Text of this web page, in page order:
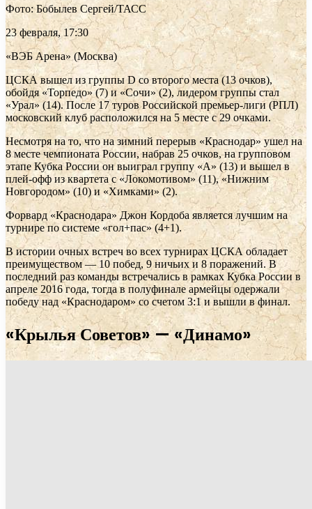
Фото: Бобылев Сергей/ТАСС
23 февраля, 17:30
«ВЭБ Арена» (Москва)
ЦСКА вышел из группы D со второго места (13 очков),
обойдя «Торпедо» (7) и «Сочи» (2), лидером группы стал
«Урал» (14). После 17 туров Российской премьер-лиги (РПЛ)
московский клуб расположился на 5 месте с 29 очками.
Несмотря на то, что на зимний перерыв «Краснодар» ушел на
8 месте чемпионата России, набрав 25 очков, на групповом
этапе Кубка России он выиграл группу «А» (13) и вышел в
плей-офф из квартета с «Локомотивом» (11), «Нижним
Новгородом» (10) и «Химками» (2).
Форвард «Краснодара» Джон Кордоба является лучшим на
турнире по системе «гол+пас» (4+1).
В истории очных встреч во всех турнирах ЦСКА обладает
преимуществом — 10 побед, 9 ничьих и 8 поражений. В
последний раз команды встречались в рамках Кубка России в
апреле 2016 года, тогда в полуфинале армейцы одержали
победу над «Краснодаром» со счетом 3:1 и вышли в финал.
«Крылья Советов» — «Динамо»